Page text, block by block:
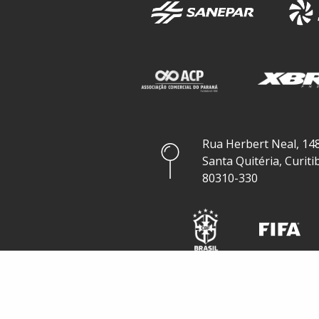
Rua Herbert Neal,
Santa Quitéria,
80310-330